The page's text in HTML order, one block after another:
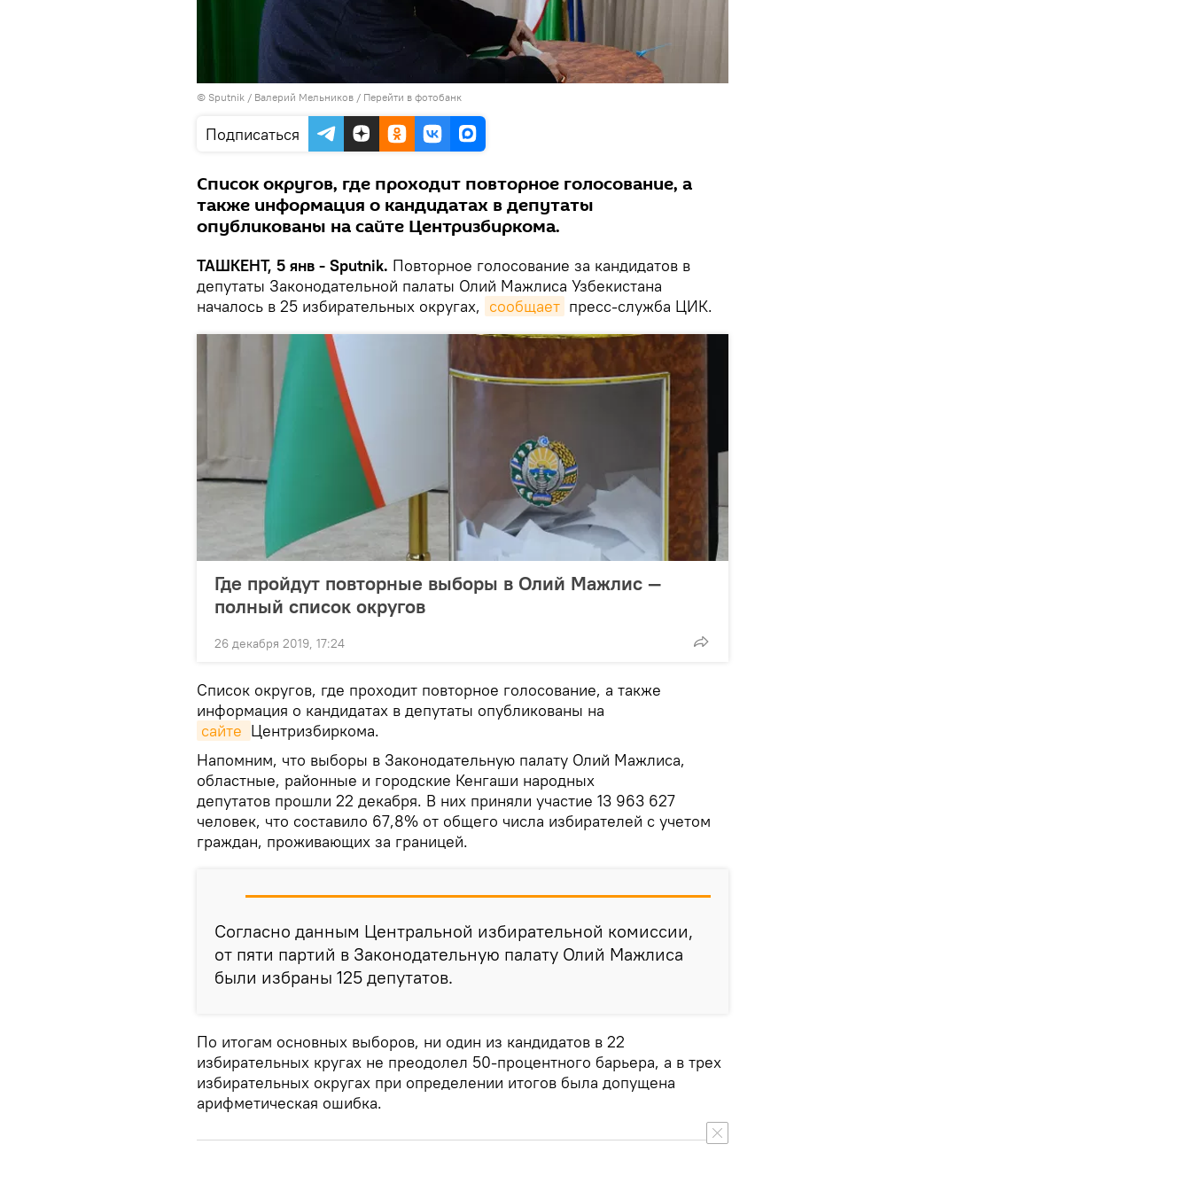
© Sputnik / Валерий Мельников / Перейти в фотобанк
Подписаться
Список округов, где проходит повторное голосование, а
также информация о кандидатах в депутаты
опубликованы на сайте Центризбиркома.
ТАШКЕНТ, 5 янв - Sputnik. Повторное голосование за кандидатов в
депутаты Законодательной палаты Олий Мажлиса Узбекистана
началось в 25 избирательных округах, сообщает пресс-служба ЦИК.
Где пройдут повторные выборы в Олий Мажлис —
полный список округов
26 декабря 2019, 17:24
Список округов, где проходит повторное голосование, а также
информация о кандидатах в депутаты опубликованы на
сайте Центризбиркома.
Напомним, что выборы в Законодательную палату Олий Мажлиса,
областные, районные и городские Кенгаши народных
депутатов прошли 22 декабря. В них приняли участие 13 963 627
человек, что составило 67,8% от общего числа избирателей с учетом
граждан, проживающих за границей.
Согласно данным Центральной избирательной комиссии,
от пяти партий в Законодательную палату Олий Мажлиса
были избраны 125 депутатов.
По итогам основных выборов, ни один из кандидатов в 22
избирательных кругах не преодолел 50-процентного барьера, а в трех
избирательных округах при определении итогов была допущена
арифметическая ошибка.